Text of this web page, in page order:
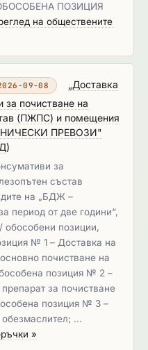
ПОЗИЦИЯ
на обществените
09-08
„Доставка
за почистване на
(ПЖПС) и помещения
ПРЕВОЗИ"
)
за
състав
на „БДЖ –
период от две години“,
обособени позиции,
№ 1 – Доставка на
почистване на
позиция № 2 –
за почистване
позиция № 3 –
…
»